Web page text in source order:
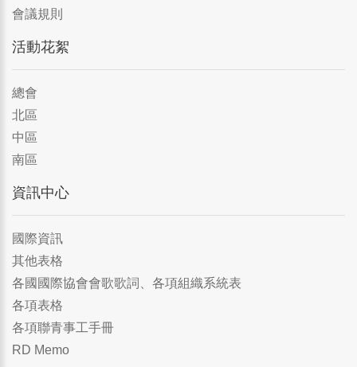
會議規則
活動花絮
總會
北區
中區
南區
資訊中心
國際資訊
其他表格
各國國際協會會歌歌詞、各項組織系統表
各項表格
各項聯青事工手冊
RD Memo